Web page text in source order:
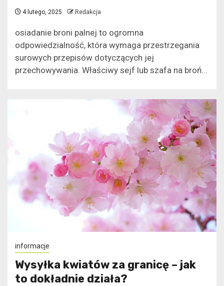
4 lutego, 2025 Redakcja
osiadanie broni palnej to ogromna
odpowiedzialność, która wymaga przestrzegania
surowych przepisów dotyczących jej
przechowywania. Właściwy sejf lub szafa na broń...
informacje
Wysyłka kwiatów za granicę – jak
to dokładnie działa?